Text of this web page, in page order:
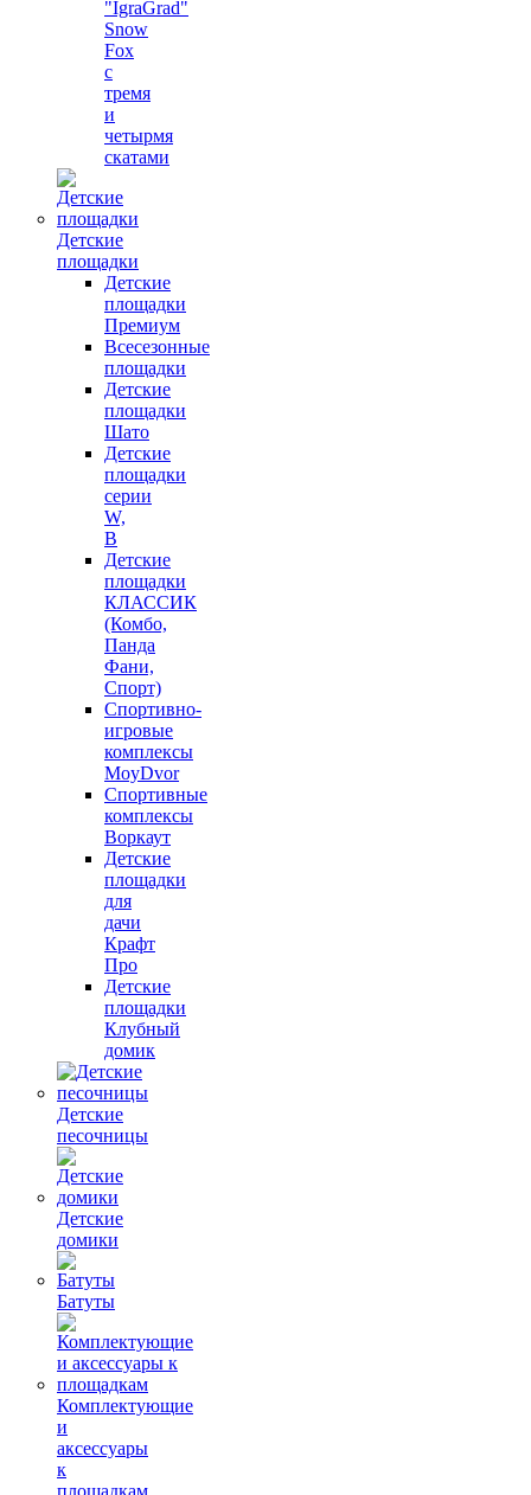
"IgraGrad"
Snow
Fox
с
тремя
и
четырмя
скатами
Детские
площадки
Детские
площадки
Премиум
Всесезонные
площадки
Детские
площадки
Шато
Детские
площадки
серии
W,
В
Детские
площадки
КЛАССИК
(Комбо,
Панда
Фани,
Спорт)
Спортивно-
игровые
комплексы
MoyDvor
Спортивные
комплексы
Воркаут
Детские
площадки
для
дачи
Крафт
Про
Детские
площадки
Клубный
домик
Детские
песочницы
Детские
домики
Батуты
Комплектующие
и
аксессуары
к
площадкам